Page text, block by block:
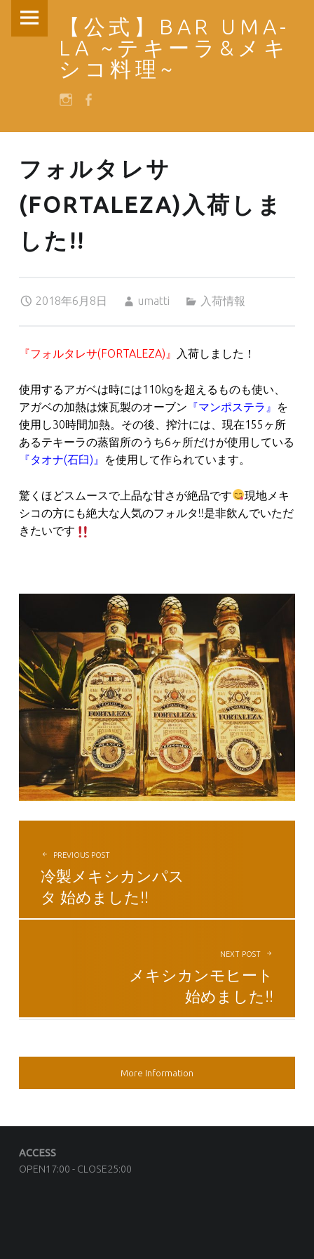
フォルタレサ(FORTALEZA)入荷しました!! – 【公式】BAR UMA-LA ~テキーラ&メキシコ料理~
【公式】BAR UMA-
LA ~テキーラ&メキ
シコ料理~
SOCIAL MENU
フォルタレサ
(FORTALEZA)入荷しま
した!!
2018年6月8日
umatti
入荷情報
『フォルタレサ(FORTALEZA)』 入荷しました！
使用するアガベは時には110kgを超えるものも使い、
アガベの加熱は煉瓦製のオーブン 『マンポステラ』
を
使用し30時間加熱。その後、搾汁には、現在155ヶ所
あるテキーラの蒸留所のうち6ヶ所だけが使用している
『タオナ(石臼)』
を使用して作られています。
驚くほどスムースで上品な甘さが絶品です
現地メキ
シコの方にも絶大な人気のフォルタ!!是非飲んでいただ
きたいです
投稿ナビゲーション
PREVIOUS POST
冷製メキシカンパス
タ 始めました!!
NEXT POST
メキシカンモヒート
始めました!!
SIDEBAR
More Information
FOOTER SIDEBAR
ACCESS
OPEN17:00 - CLOSE25:00